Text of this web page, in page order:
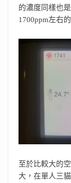
的濃度同樣也
1700ppm左右
至於比較大的
大，在單人三